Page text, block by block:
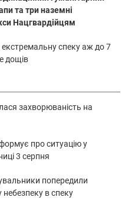
та три наземні
Нацгвардійцям
екстремальну спеку аж до 7
дощів
захворюваність на
про ситуацію у
3 серпня
попередили
небезпеку в спеку